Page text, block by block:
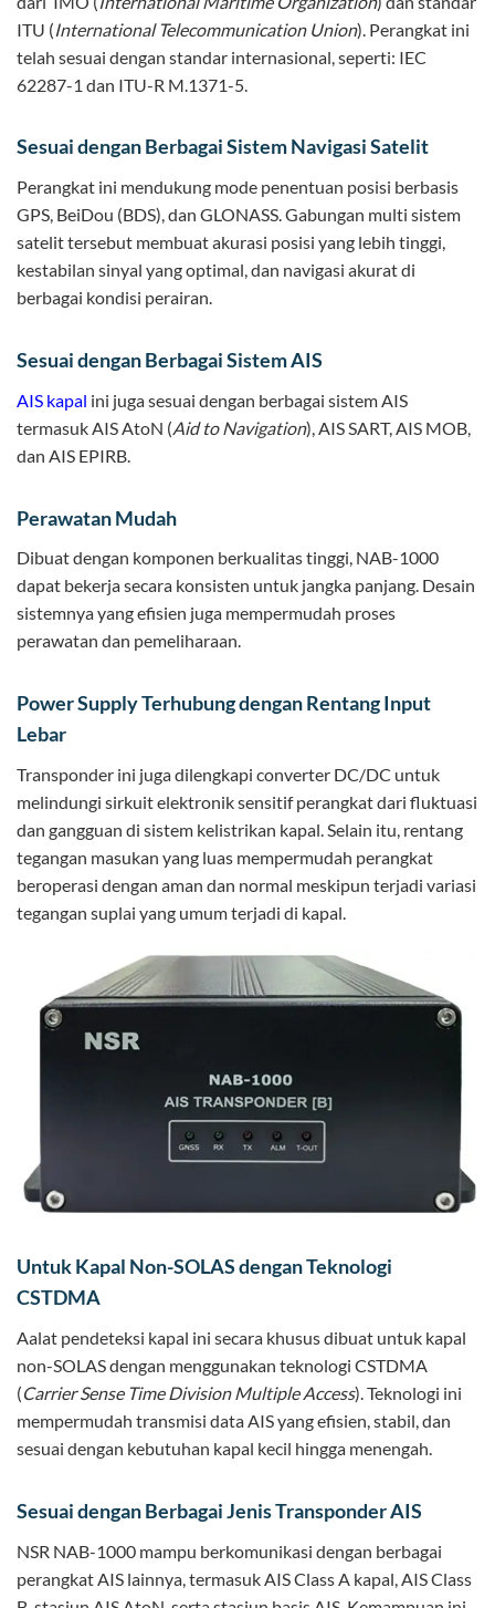
ITU (International Telecommunication Union). Perangkat ini
telah sesuai dengan standar internasional, seperti: IEC
62287-1 dan ITU-R M.1371-5.
Sesuai dengan Berbagai Sistem Navigasi Satelit
Perangkat ini mendukung mode penentuan posisi berbasis
GPS, BeiDou (BDS), dan GLONASS. Gabungan multi sistem
satelit tersebut membuat akurasi posisi yang lebih tinggi,
kestabilan sinyal yang optimal, dan navigasi akurat di
berbagai kondisi perairan.
Sesuai dengan Berbagai Sistem AIS
AIS kapal ini juga sesuai dengan berbagai sistem AIS
termasuk AIS AtoN (Aid to Navigation), AIS SART, AIS MOB,
dan AIS EPIRB.
Perawatan Mudah
Dibuat dengan komponen berkualitas tinggi, NAB-1000
dapat bekerja secara konsisten untuk jangka panjang. Desain
sistemnya yang efisien juga mempermudah proses
perawatan dan pemeliharaan.
Power Supply Terhubung dengan Rentang Input
Lebar
Transponder ini juga dilengkapi converter DC/DC untuk
melindungi sirkuit elektronik sensitif perangkat dari fluktuasi
dan gangguan di sistem kelistrikan kapal. Selain itu, rentang
tegangan masukan yang luas mempermudah perangkat
beroperasi dengan aman dan normal meskipun terjadi variasi
tegangan suplai yang umum terjadi di kapal.
Untuk Kapal Non-SOLAS dengan Teknologi
CSTDMA
Aalat pendeteksi kapal ini secara khusus dibuat untuk kapal
non-SOLAS dengan menggunakan teknologi CSTDMA
(Carrier Sense Time Division Multiple Access). Teknologi ini
mempermudah transmisi data AIS yang efisien, stabil, dan
sesuai dengan kebutuhan kapal kecil hingga menengah.
Sesuai dengan Berbagai Jenis Transponder AIS
NSR NAB-1000 mampu berkomunikasi dengan berbagai
perangkat AIS lainnya, termasuk AIS Class A kapal, AIS Class